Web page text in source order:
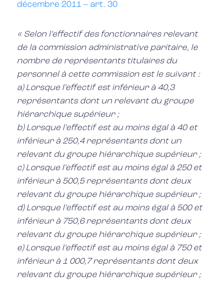
décembre 2011 – art. 30
« Selon l’effectif des fonctionnaires relevant
de la commission administrative paritaire, le
nombre de représentants titulaires du
personnel à cette commission est le suivant :
a) Lorsque l’effectif est inférieur à 40,3
représentants dont un relevant du groupe
hiérarchique supérieur ;
b) Lorsque l’effectif est au moins égal à 40 et
inférieur à 250,4 représentants dont un
relevant du groupe hiérarchique supérieur ;
c) Lorsque l’effectif est au moins égal à 250 et
inférieur à 500,5 représentants dont deux
relevant du groupe hiérarchique supérieur ;
d) Lorsque l’effectif est au moins égal à 500 et
inférieur à 750,6 représentants dont deux
relevant du groupe hiérarchique supérieur ;
e) Lorsque l’effectif est au moins égal à 750 et
inférieur à 1 000,7 représentants dont deux
relevant du groupe hiérarchique supérieur ;